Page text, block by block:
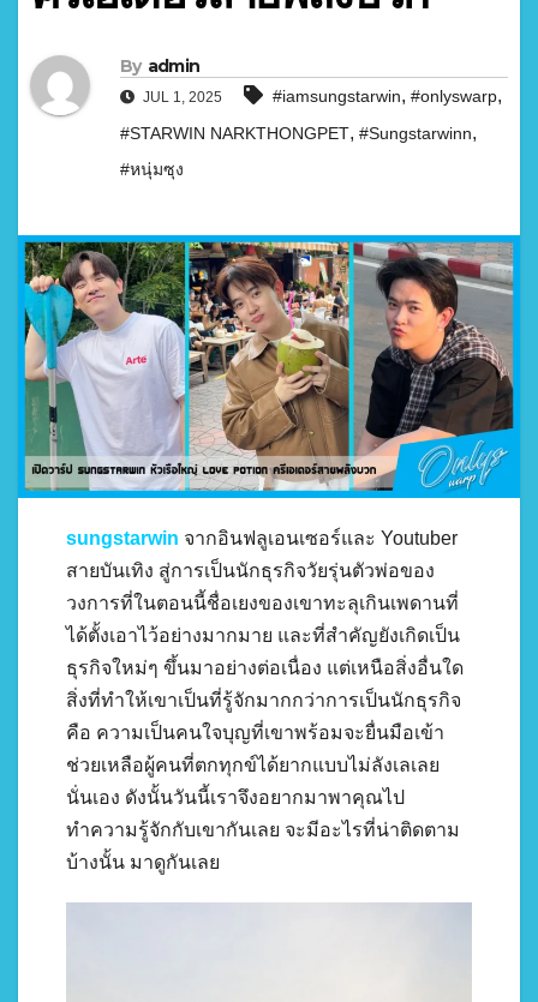
By admin
JUL 1, 2025 #iamsungstarwin, #onlyswarp,
#STARWIN NARKTHONGPET, #Sungstarwinn,
#หนุ่มซุง
sungstarwin จากอินฟลูเอนเซอร์และ Youtuber
สายบันเทิง สู่การเป็นนักธุรกิจวัยรุ่นตัวพ่อของ
วงการที่ในตอนนี้ชื่อเยงของเขาทะลุเกินเพดานที่
ได้ตั้งเอาไว้อย่างมากมาย และที่สำคัญยังเกิดเป็น
ธุรกิจใหม่ๆ ขึ้นมาอย่างต่อเนื่อง แต่เหนือสิ่งอื่นใด
สิ่งที่ทำให้เขาเป็นที่รู้จักมากกว่าการเป็นนักธุรกิจ
คือ ความเป็นคนใจบุญที่เขาพร้อมจะยื่นมือเข้า
ช่วยเหลือผู้คนที่ตกทุกข์ได้ยากแบบไม่ลังเลเลย
นั่นเอง ดังนั้นวันนี้เราจึงอยากมาพาคุณไป
ทำความรู้จักกับเขากันเลย จะมีอะไรที่น่าติดตาม
บ้างนั้น มาดูกันเลย